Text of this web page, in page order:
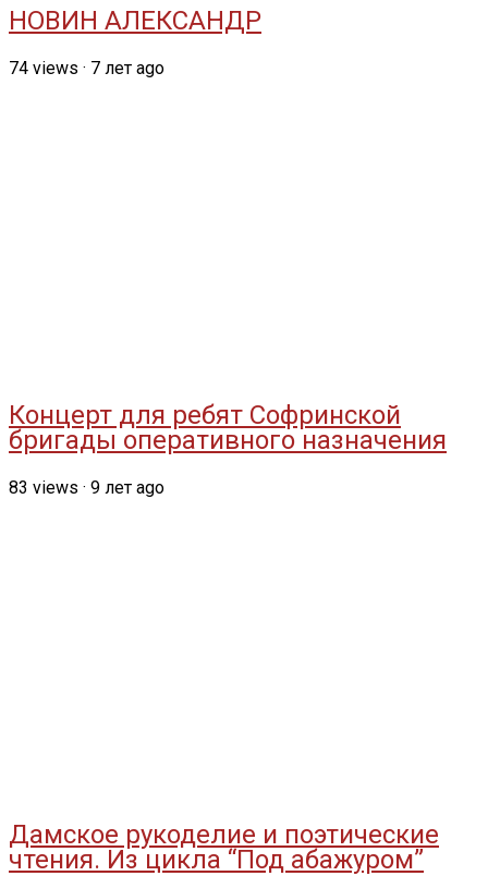
НОВИН АЛЕКСАНДР
74 views · 7 лет ago
Концерт для ребят Софринской
бригады оперативного назначения
83 views · 9 лет ago
Дамское рукоделие и поэтические
чтения. Из цикла “Под абажуром”